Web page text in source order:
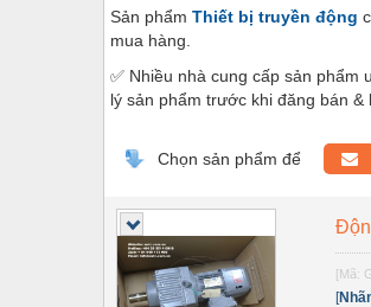
Điện Lạnh
Đóng tàu Thiết bị
Đúc chính xác Thiết bị
Dụng cụ cầm tay
Dụng cụ điện
Dụng cụ đo
Sản phẩm Thiết bị truyền động
mua hàng.
✅ Nhiều nhà cung cấp sản
lý sản phẩm trước khi đăng bán &
Chọn sản phẩm để
[Mã:
[